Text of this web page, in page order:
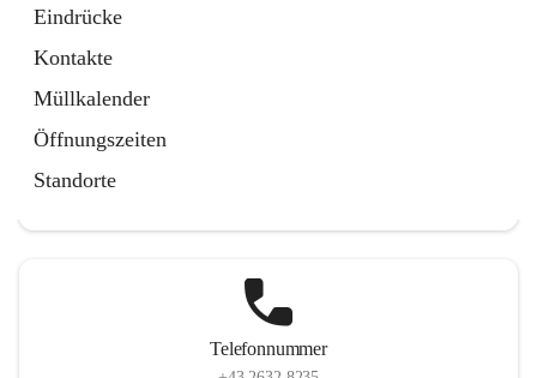
Eindrücke
Kontakte
Müllkalender
Öffnungszeiten
Standorte
Telefonnummer